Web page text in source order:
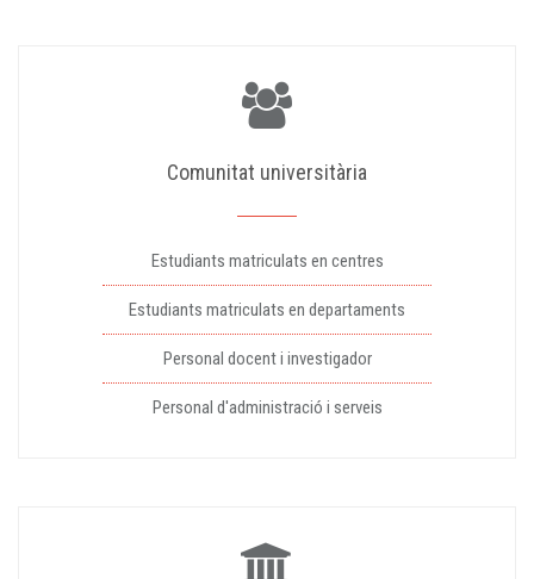
Comunitat universitària
Estudiants matriculats en centres
Estudiants matriculats en departaments
Personal docent i investigador
Personal d'administració i serveis